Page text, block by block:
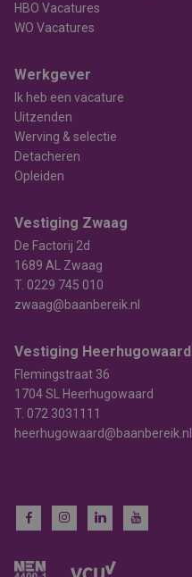
HBO Vacatures
WO Vacatures
Werkgever
Ik heb een vacature
Uitzenden
Werving & selectie
Detacheren
Opleiden
Vestiging Zwaag
De Factorij 2d
1689 AL Zwaag
T. 0229 745 010
zwaag@baanbereik.nl
Vestiging Heerhugowaard
Flemingstraat 36
1704 SL Heerhugowaard
T. 072 3031111
heerhugowaard@baanbereik.nl